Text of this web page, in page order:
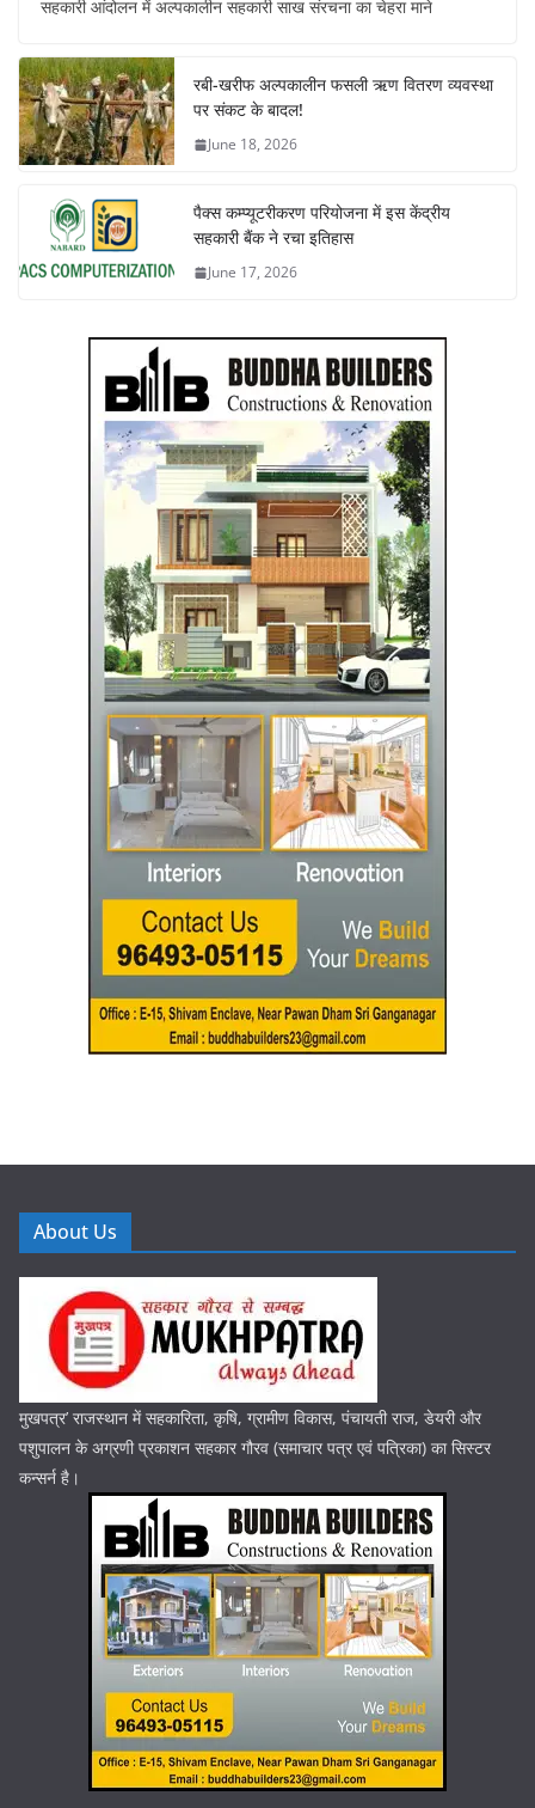
सहकारी आंदोलन में अल्पकालीन सहकारी साख संरचना का चेहरा माने
रबी-खरीफ अल्पकालीन फसली ऋण वितरण व्यवस्था
पर संकट के बादल!
June 18, 2026
पैक्स कम्प्यूटरीकरण परियोजना में इस केंद्रीय
सहकारी बैंक ने रचा इतिहास
June 17, 2026
About Us
मुखपत्र’ राजस्थान में सहकारिता, कृषि, ग्रामीण विकास, पंचायती राज, डेयरी और
पशुपालन के अग्रणी प्रकाशन सहकार गौरव (समाचार पत्र एवं पत्रिका) का सिस्टर
कन्सर्न है।